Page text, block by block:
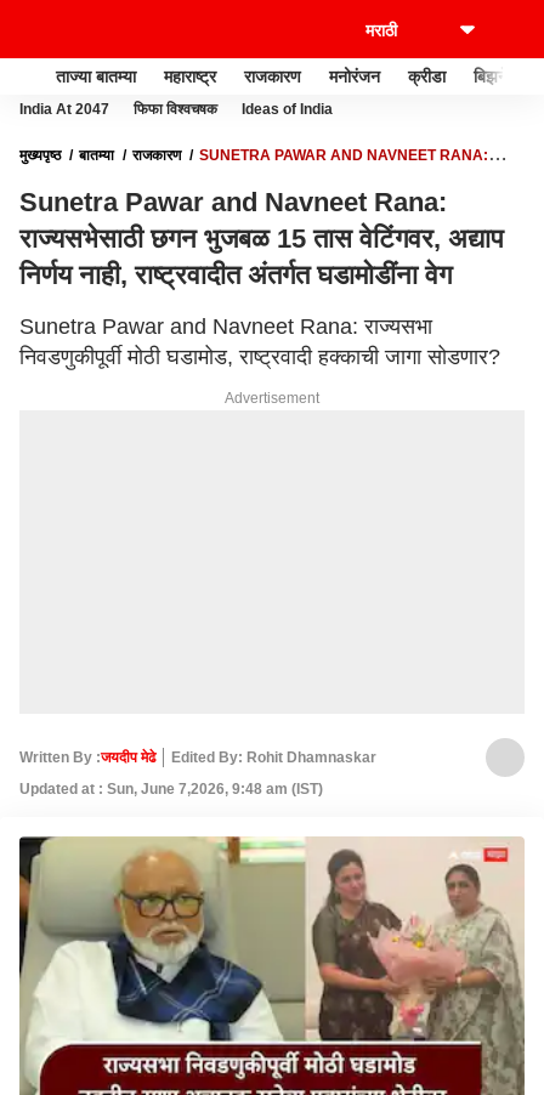
ताज्या बातम्या महाराष्ट्र राजकारण मनोरंजन क्रीडा बिझनेस
India At 2047 फिफा विश्वचषक Ideas of India
मुख्यपृष्ठ बातम्या राजकारण
SUNETRA PAWAR AND NAVNEET RANA:
वेग
Sunetra Pawar and Navneet Rana:
राज्यसभेसाठी छगन भुजबळ 15 तास वेटिंगवर, अद्याप
निर्णय नाही, राष्ट्रवादीत अंतर्गत घडामोडींना वेग
Sunetra Pawar and Navneet Rana: राज्यसभा
निवडणुकीपूर्वी मोठी घडामोड, राष्ट्रवादी हक्काची जागा सोडणार?
Advertisement
Written By :जयदीप मेढे
Edited By: Rohit Dhamnaskar
Updated at : Sun, June 7,2026, 9:48 am (IST)